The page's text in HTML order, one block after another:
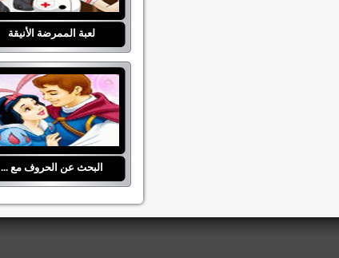
لعبة الممرضة الأنيقة
البحث عن الحروف مع ...